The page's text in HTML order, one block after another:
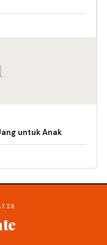
untuk Anak